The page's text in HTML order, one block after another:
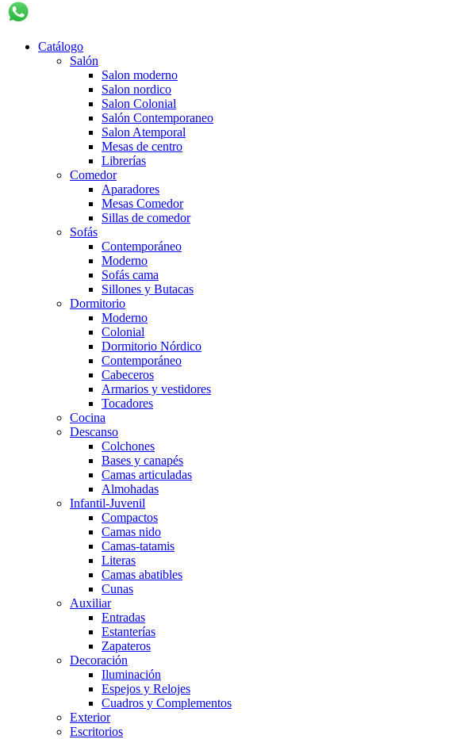
Catálogo
Salón
Salon moderno
Salon nordico
Salon Colonial
Salón Contemporaneo
Salon Atemporal
Mesas de centro
Librerías
Comedor
Aparadores
Mesas Comedor
Sillas de comedor
Sofás
Contemporáneo
Moderno
Sofás cama
Sillones y Butacas
Dormitorio
Moderno
Colonial
Dormitorio Nórdico
Contemporáneo
Cabeceros
Armarios y vestidores
Tocadores
Cocina
Descanso
Colchones
Bases y canapés
Camas articuladas
Almohadas
Infantil-Juvenil
Compactos
Camas nido
Camas-tatamis
Literas
Camas abatibles
Cunas
Auxiliar
Entradas
Estanterías
Zapateros
Decoración
Iluminación
Espejos y Relojes
Cuadros y Complementos
Exterior
Escritorios